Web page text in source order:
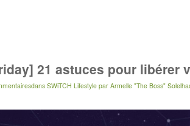
21 astuces pour libérer
dans SWiTCH Lifestyle par Armelle "The Boss"